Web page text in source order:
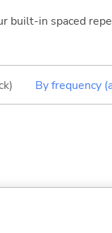
built-in spaced
By frequency